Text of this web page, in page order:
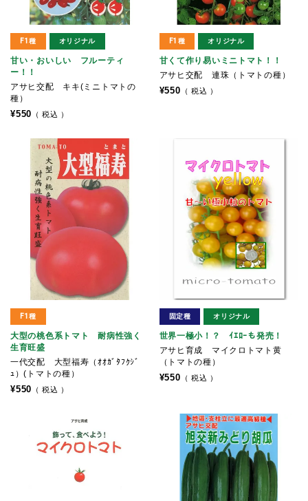
F1種 オリジナル
甘い・おいしい フルーティ
ー！！
アサヒ交配 キキ(ミニトマトの
種）
¥550 税込
F1種 オリジナル
甘くて作り易いミニトマト！！
アサヒ交配 連珠（トマトの種）
¥550 税込
F1種
大型の桃色系トマト 耐病性強く
生育旺盛
一代交配 大型福寿（ｵｵｶﾞﾀﾌｸｼﾞ
ｭ）(トマトの種）
¥550 税込
固定種 オリジナル
世界一極小！？ ｲｴﾛｰも発売！
アサヒ育成 マイクロトマト黄
（トマトの種）
¥550 税込